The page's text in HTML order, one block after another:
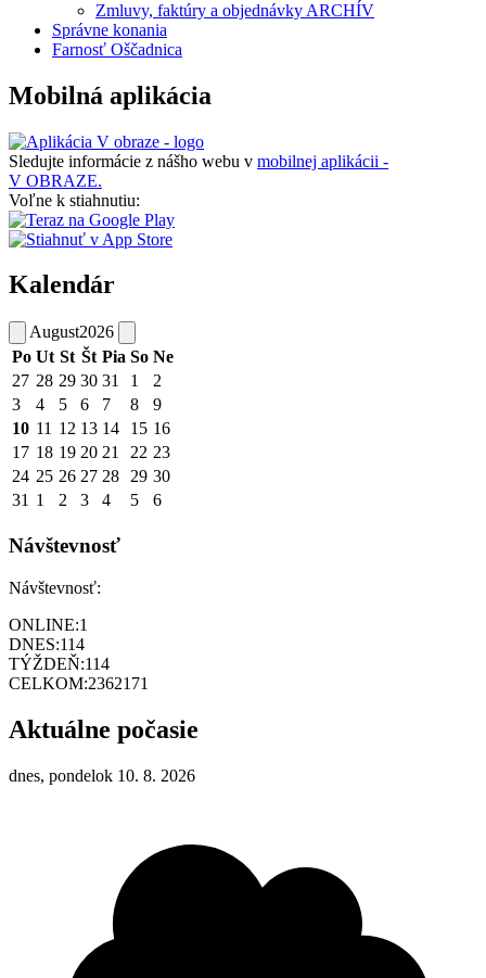
Zmluvy, faktúry a objednávky ARCHÍV
Správne konania
Farnosť Oščadnica
Mobilná aplikácia
Sledujte informácie z nášho webu v mobilnej aplikácii -
V OBRAZE.
Voľne k stiahnutiu:
Kalendár
August2026
Po Ut St Št Pia So Ne
27 28 29 30 31 1
2
3
4 5 6 7 8
9
10 11 12 13 14 15 16
17 18 19 20 21 22 23
24 25 26 27 28 29 30
31 1 2 3 4 5 6
Návštevnosť
Návštevnosť:
ONLINE:1
DNES:114
TÝŽDEŇ:114
CELKOM:2362171
Aktuálne počasie
dnes, pondelok 10. 8. 2026